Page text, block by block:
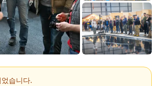
습니다.